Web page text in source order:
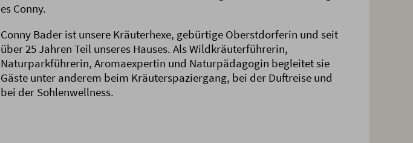
es Conny.
Conny Bader ist unsere Kräuterhexe, gebürtige Oberstdorferin und seit
über 25 Jahren Teil unseres Hauses. Als Wildkräuterführerin,
Naturparkführerin, Aromaexpertin und Naturpädagogin begleitet sie
Gäste unter anderem beim Kräuterspaziergang, bei der Duftreise und
bei der Sohlenwellness.